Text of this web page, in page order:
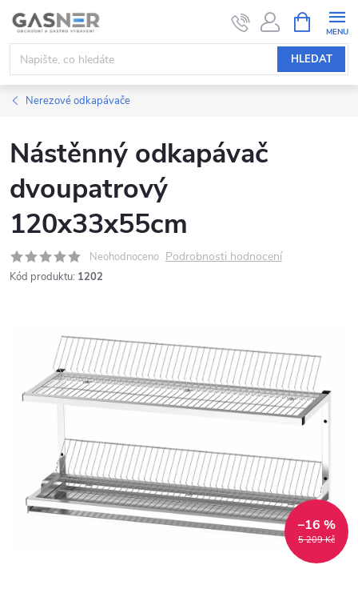
Přejít
obsah
HLEDAT
NÁKUPNÍ
KOŠÍK
Nerezové odkapávače
Nástěnný odkapávač
dvoupatrový
120x33x55cm
Neohodnoceno Podrobnosti hodnocení
Kód produktu: 1202
5 209 Kč
–16 %